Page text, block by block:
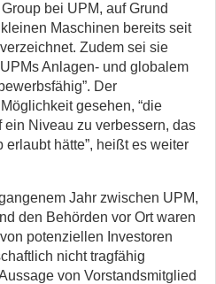
bei UPM, auf Grund
Maschinen bereits seit
Zudem sei sie
Anlagen- und globalem
Der
gesehen, “die
ein Niveau zu verbessern, das
hätte”, heißt es weiter
Jahr zwischen UPM,
den Behörden vor Ort waren
potenziellen Investoren
nicht tragfähig
von Vorstandsmitglied